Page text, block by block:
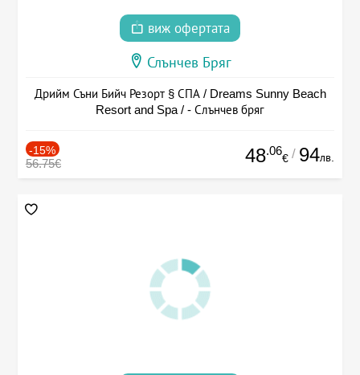
виж офертата
Слънчев Бряг
Дрийм Съни Бийч Резорт § СПА / Dreams Sunny Beach
Resort and Spa / - Слънчев бряг
-15%
56.75€ 48.06
€ / 94лв.